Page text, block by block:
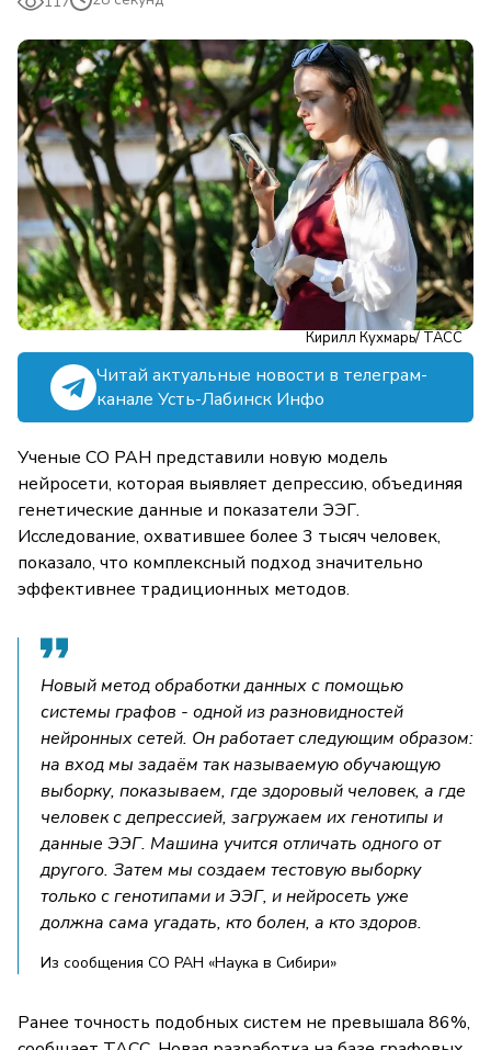
Кирилл Кухмарь/ ТАСС
Читай актуальные новости в телеграм-
канале Усть-Лабинск Инфо
Ученые СО РАН представили новую модель
нейросети, которая выявляет депрессию, объединяя
генетические данные и показатели ЭЭГ.
Исследование, охватившее более 3 тысяч человек,
показало, что комплексный подход значительно
эффективнее традиционных методов.
Новый метод обработки данных с помощью
системы графов - одной из разновидностей
нейронных сетей. Он работает следующим образом:
на вход мы задаём так называемую обучающую
выборку, показываем, где здоровый человек, а где
человек с депрессией, загружаем их генотипы и
данные ЭЭГ. Машина учится отличать одного от
другого. Затем мы создаем тестовую выборку
только с генотипами и ЭЭГ, и нейросеть уже
должна сама угадать, кто болен, а кто здоров.
Из сообщения СО РАН «Наука в Сибири»
Ранее точность подобных систем не превышала 86%,